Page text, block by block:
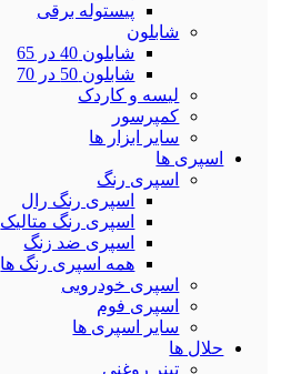
پیستوله برقی
شابلون
شابلون 40 در 65
شابلون 50 در 70
لیسه و کاردک
کمپرسور
سایر ابزار ها
اسپری ها
اسپری رنگ
اسپری رنگ رال
اسپری رنگ متالیک
اسپری ضد زنگ
همه اسپری رنگ ها
اسپری خودرویی
اسپری فوم
سایر اسپری ها
حلال ها
تینر روغنی